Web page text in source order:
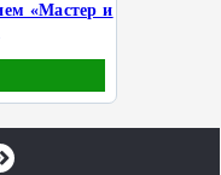
«Мастер и